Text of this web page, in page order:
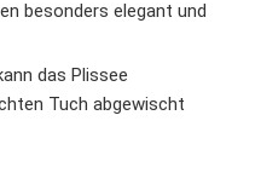
besonders elegant und
das Plissee
Tuch abgewischt